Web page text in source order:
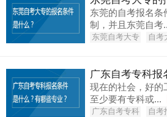
东莞的自考报名条
制，并且东莞自考
东莞自考大专 自考
现在的社会，好的
至少要有专科或...
广东自考专科 自考